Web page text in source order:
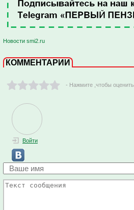
Новости smi2.ru
КОММЕНТАРИИ
- Нажмите ,чтобы оценить
Войти